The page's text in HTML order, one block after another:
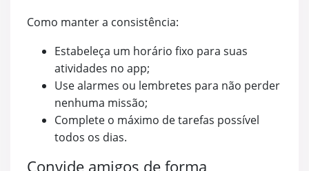
Como manter a consistência:
Estabeleça um horário fixo para suas
atividades no app;
Use alarmes ou lembretes para não perder
nenhuma missão;
Complete o máximo de tarefas possível
todos os dias.
Convide amigos de forma